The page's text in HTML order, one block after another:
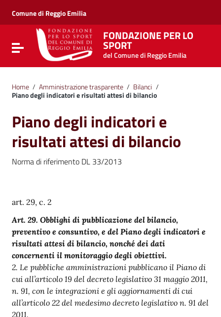
Vai al menu di navigazione
Vai al footer
Comune di Reggio Emilia
Attiva / disattiva la navigazione
FONDAZIONE PER LO
SPORT
del Comune di Reggio Emilia
Home / Amministrazione trasparente / Bilanci /
Piano degli indicatori e risultati attesi di bilancio
Piano degli indicatori e
risultati attesi di bilancio
Norma di riferimento DL 33/2013
art. 29, c. 2
Art. 29. Obblighi di pubblicazione del bilancio,
preventivo e consuntivo, e del Piano degli indicatori e
risultati attesi di bilancio, nonché dei dati
concernenti il monitoraggio degli obiettivi.
2. Le pubbliche amministrazioni pubblicano il Piano di
cui all’articolo 19 del decreto legislativo 31 maggio 2011,
n. 91, con le integrazioni e gli aggiornamenti di cui
all’articolo 22 del medesimo decreto legislativo n. 91 del
2011.